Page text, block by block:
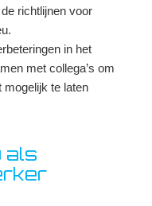
richtlijnen voor
in het
met collega’s om
te laten
als